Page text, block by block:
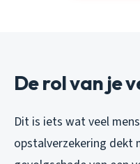
De rol van je
Dit is iets wat veel
opstalverzekering dekt